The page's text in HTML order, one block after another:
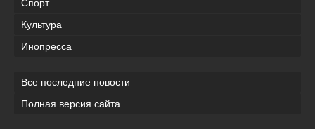
Спорт
Культура
Инопресса
Все последние новости
Полная версия сайта